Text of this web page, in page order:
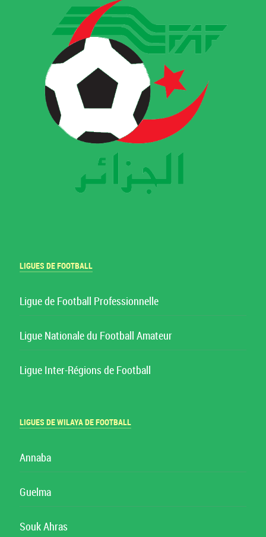
LIGUES DE FOOTBALL
Ligue de Football Professionnelle
Ligue Nationale du Football Amateur
Ligue Inter-Régions de Football
LIGUES DE WILAYA DE FOOTBALL
Annaba
Guelma
Souk Ahras